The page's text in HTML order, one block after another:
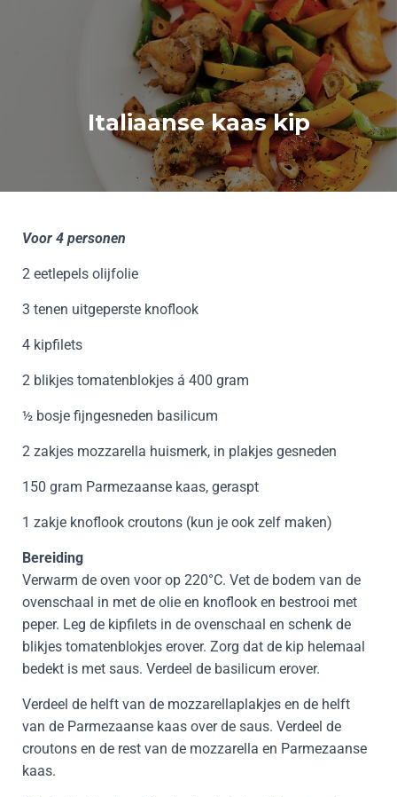
Italiaanse kaas kip
Voor 4 personen
2 eetlepels olijfolie
3 tenen uitgeperste knoflook
4 kipfilets
2 blikjes tomatenblokjes á 400 gram
½ bosje fijngesneden basilicum
2 zakjes mozzarella huismerk, in plakjes gesneden
150 gram Parmezaanse kaas, geraspt
1 zakje knoflook croutons (kun je ook zelf maken)
Bereiding
Verwarm de oven voor op 220°C. Vet de bodem van de
ovenschaal in met de olie en knoflook en bestrooi met
peper. Leg de kipfilets in de ovenschaal en schenk de
blikjes tomatenblokjes erover. Zorg dat de kip helemaal
bedekt is met saus. Verdeel de basilicum erover.
Verdeel de helft van de mozzarellaplakjes en de helft
van de Parmezaanse kaas over de saus. Verdeel de
croutons en de rest van de mozzarella en Parmezaanse
kaas.